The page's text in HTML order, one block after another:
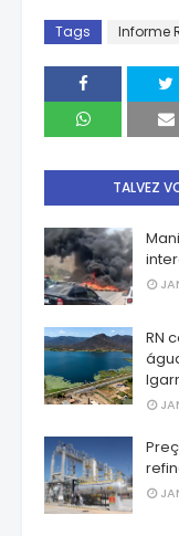
Tags Informe
TALVEZ
RN